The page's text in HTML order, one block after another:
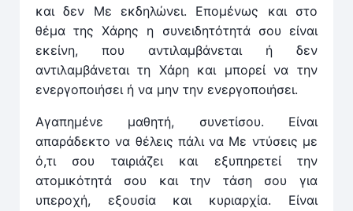
και δεν Με εκδηλώνει. Επομένως και στο
θέμα της Χάρης η συνειδητότητά σου είναι
εκείνη, που αντιλαμβάνεται ή δεν
αντιλαμβάνεται τη Χάρη και μπορεί να την
ενεργοποιήσει ή να μην την ενεργοποιήσει.
Αγαπημένε μαθητή, συνετίσου. Είναι
απαράδεκτο να θέλεις πάλι να Με ντύσεις με
ό,τι σου ταιριάζει και εξυπηρετεί την
ατομικότητά σου και την τάση σου για
υπεροχή, εξουσία και κυριαρχία. Είναι